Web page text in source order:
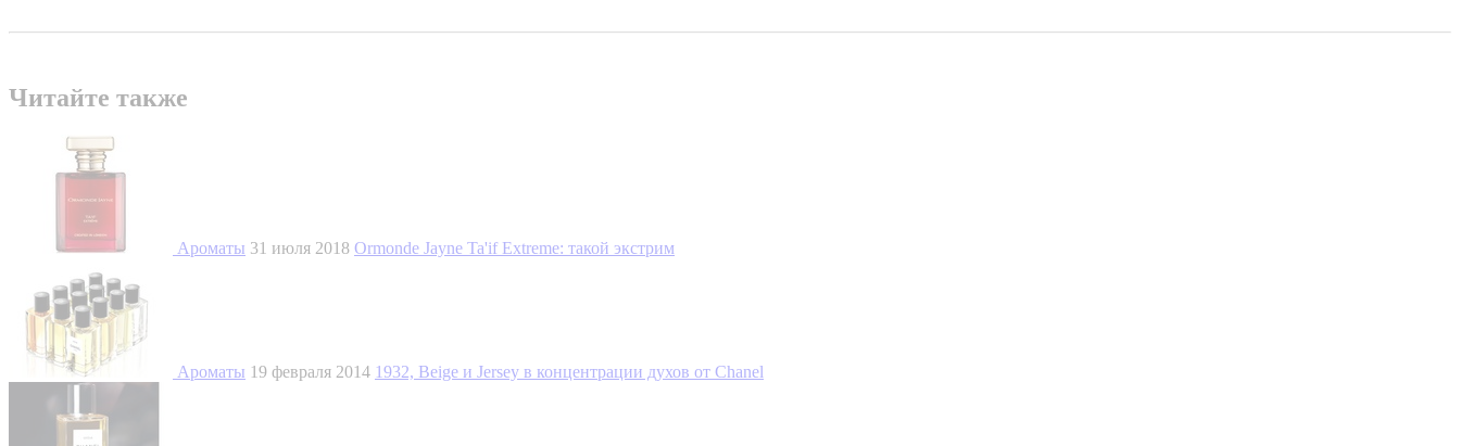
Читайте также
Ароматы 31 июля 2018 Ormonde Jayne Ta'if Extreme: такой экстрим
Ароматы 19 февраля 2014 1932, Beige и Jersey в концентрации духов от Chanel